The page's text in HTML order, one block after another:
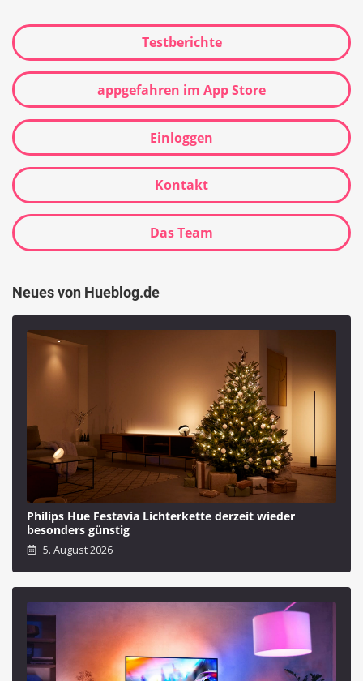
Testberichte
appgefahren im App Store
Einloggen
Kontakt
Das Team
Neues von Hueblog.de
Philips Hue Festavia Lichterkette derzeit wieder
besonders günstig
5. August 2026